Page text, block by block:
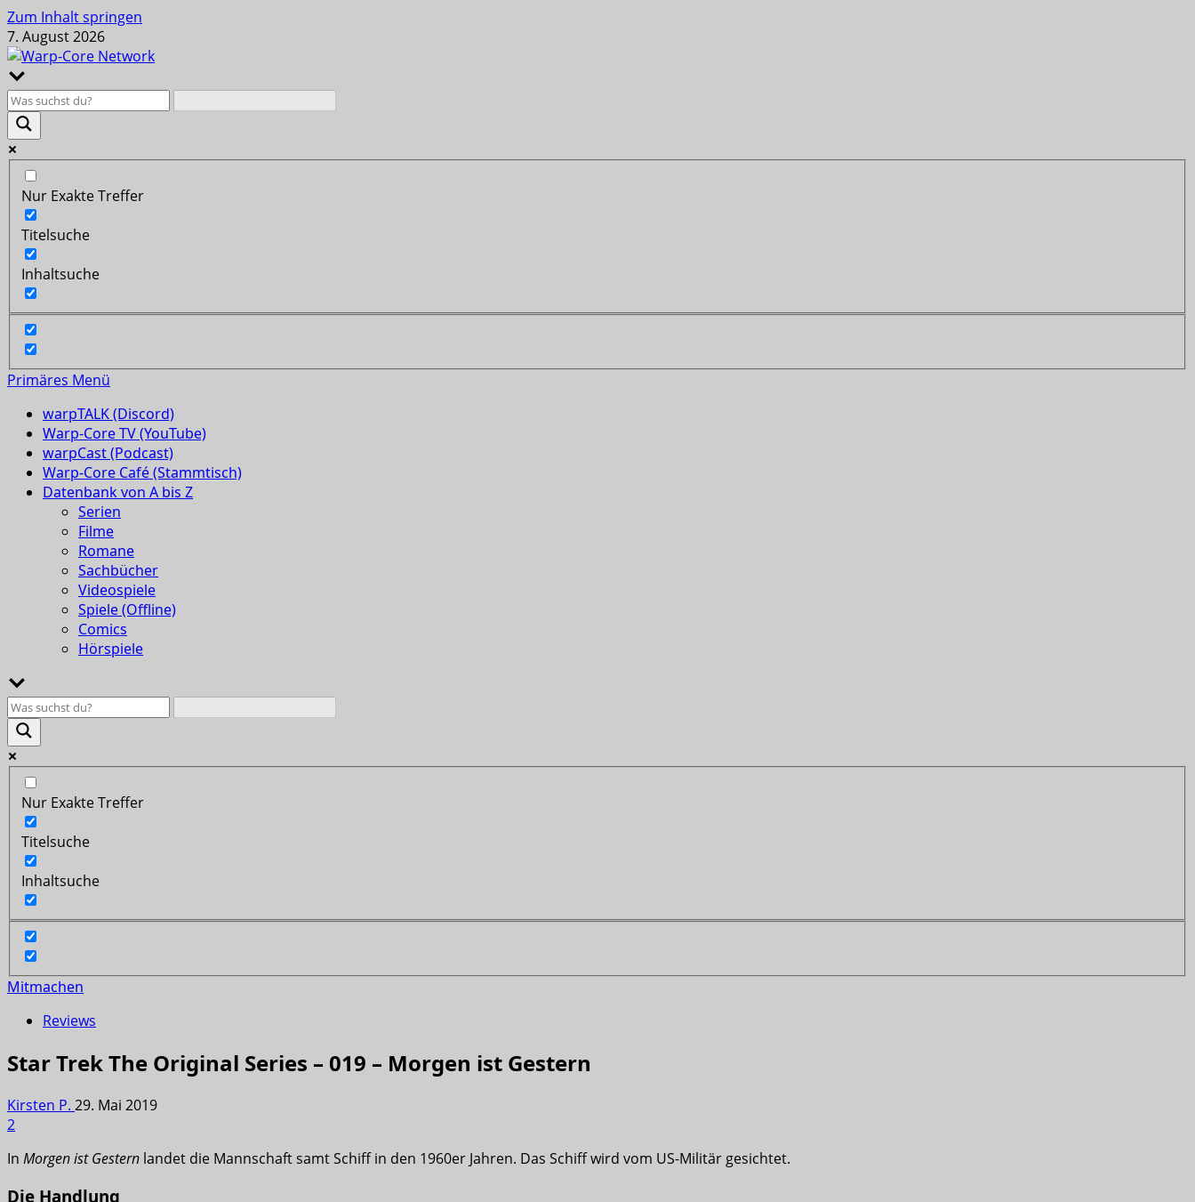
Zum Inhalt springen
7. August 2026
Nur Exakte Treffer
Titelsuche
Inhaltsuche
Primäres Menü
warpTALK (Discord)
Warp-Core TV (YouTube)
warpCast (Podcast)
Warp-Core Café (Stammtisch)
Datenbank von A bis Z
Serien
Filme
Romane
Sachbücher
Videospiele
Spiele (Offline)
Comics
Hörspiele
Nur Exakte Treffer
Titelsuche
Inhaltsuche
Mitmachen
Reviews
Star Trek The Original Series – 019 – Morgen ist Gestern
Kirsten P. 29. Mai 2019
2
In Morgen ist Gestern landet die Mannschaft samt Schiff in den 1960er Jahren. Das Schiff wird vom US-Militär gesichtet.
Die Handlung